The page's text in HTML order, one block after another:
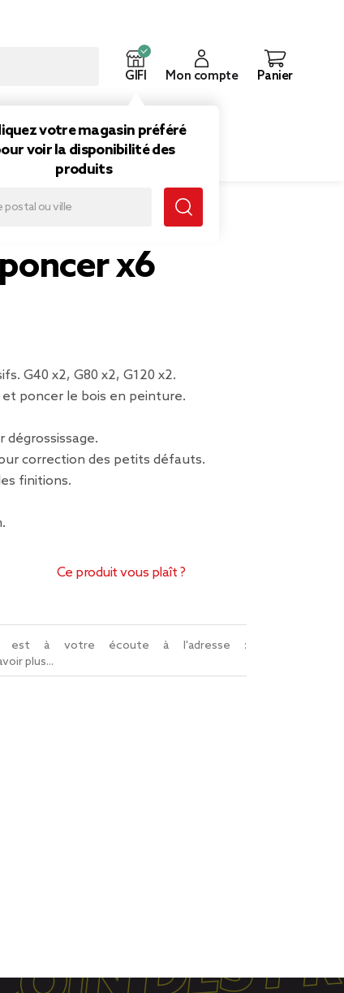
GIFI
votre magasin préféré
voir la disponibilité des
produits
Mon compte Panier
x6
G40 x2, G80 x2, G120 x2.
et poncer le bois en peinture.
dégrossissage.
correction des petits défauts.
finitions.
Ce produit vous plaît ?
est à votre écoute à l'adresse :
plus...